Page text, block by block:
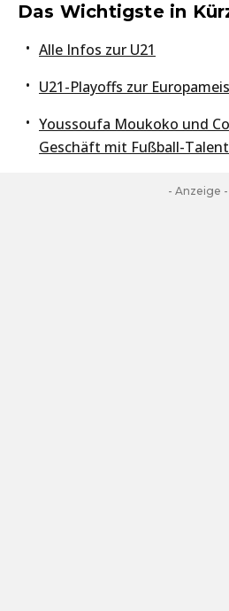
Das Wichtigste in
Alle Infos zur U21
U21-Playoffs zur
Youssoufa Moukoko und
Geschäft mit Fußball-
- Anzeige -